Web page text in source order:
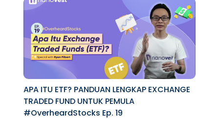
APA ITU ETF? PANDUAN LENGKAP EXCHANGE
TRADED FUND UNTUK PEMULA
#OverheardStocks Ep. 19